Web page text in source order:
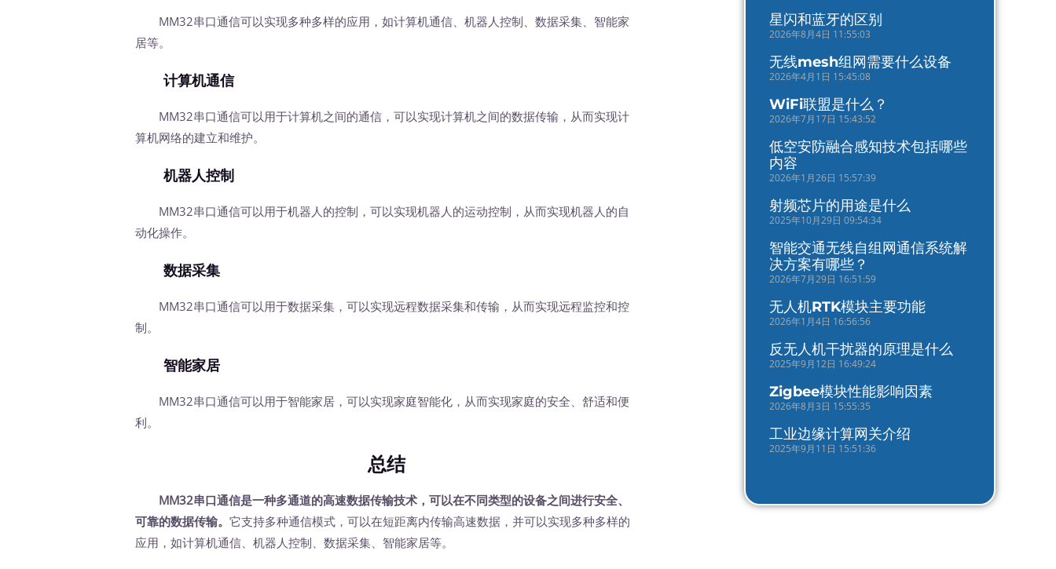
MM32串口通信可以实现多种多样的应用，如计算机通信、机器人控制、数据采集、智能家
居等。
计算机通信
MM32串口通信可以用于计算机之间的通信，可以实现计算机之间的数据传输，从而实现计
算机网络的建立和维护。
机器人控制
MM32串口通信可以用于机器人的控制，可以实现机器人的运动控制，从而实现机器人的自
动化操作。
数据采集
MM32串口通信可以用于数据采集，可以实现远程数据采集和传输，从而实现远程监控和控
制。
智能家居
MM32串口通信可以用于智能家居，可以实现家庭智能化，从而实现家庭的安全、舒适和便
利。
总结
MM32串口通信是一种多通道的高速数据传输技术，可以在不同类型的设备之间进行安全、
可靠的数据传输。它支持多种通信模式，可以在短距离内传输高速数据，并可以实现多种多样的
应用，如计算机通信、机器人控制、数据采集、智能家居等。
星闪和蓝牙的区别
2026年8月4日 11:55:03
无线mesh组网需要什么设备
2026年4月1日 15:45:08
WiFi联盟是什么？
2026年7月17日 15:43:52
低空安防融合感知技术包括哪些
内容
2026年1月26日 15:57:39
射频芯片的用途是什么
2025年10月29日 09:54:34
智能交通无线自组网通信系统解
决方案有哪些？
2026年7月29日 16:51:59
无人机RTK模块主要功能
2026年1月4日 16:56:56
反无人机干扰器的原理是什么
2025年9月12日 16:49:24
Zigbee模块性能影响因素
2026年8月3日 15:55:35
工业边缘计算网关介绍
2025年9月11日 15:51:36